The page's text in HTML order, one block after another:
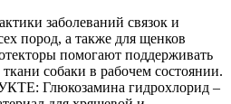
заболеваний связок и
пород, а также для щенков
помогают поддерживать
собаки в рабочем состоянии.
Глюкозамина гидрохлорид –